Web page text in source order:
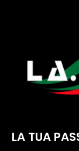
LA TUA